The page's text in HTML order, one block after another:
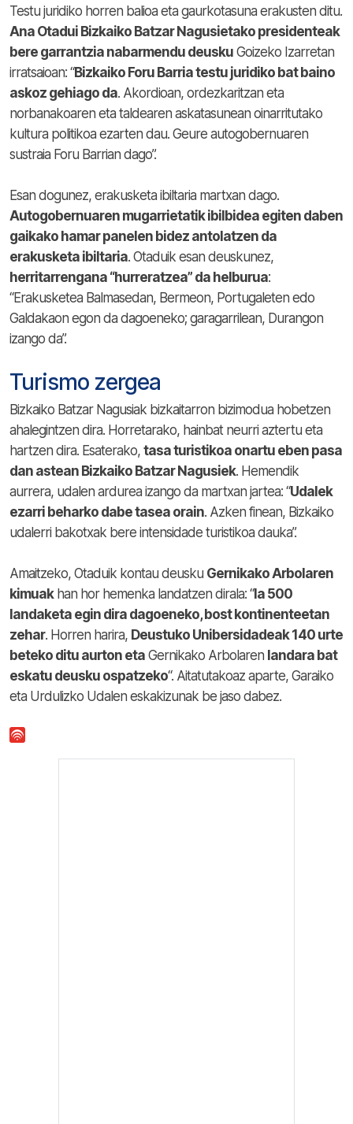
Testu juridiko horren balioa eta gaurkotasuna erakusten ditu.
Ana Otadui Bizkaiko Batzar Nagusietako presidenteak
bere garrantzia nabarmendu deusku Goizeko Izarretan
irratsaioan: “Bizkaiko Foru Barria testu juridiko bat baino
askoz gehiago da. Akordioan, ordezkaritzan eta
norbanakoaren eta taldearen askatasunean oinarritutako
kultura politikoa ezarten dau. Geure autogobernuaren
sustraia Foru Barrian dago”.
Esan dogunez, erakusketa ibiltaria martxan dago.
Autogobernuaren mugarrietatik ibilbidea egiten daben
gaikako hamar panelen bidez antolatzen da
erakusketa ibiltaria. Otaduik esan deuskunez,
herritarrengana “hurreratzea” da helburua:
“Erakusketea Balmasedan, Bermeon, Portugaleten edo
Galdakaon egon da dagoeneko; garagarrilean, Durangon
izango da”.
Turismo zergea
Bizkaiko Batzar Nagusiak bizkaitarron bizimodua hobetzen
ahalegintzen dira. Horretarako, hainbat neurri aztertu eta
hartzen dira. Esaterako, tasa turistikoa onartu eben pasa
dan astean Bizkaiko Batzar Nagusiek. Hemendik
aurrera, udalen ardurea izango da martxan jartea: “Udalek
ezarri beharko dabe tasea orain. Azken finean, Bizkaiko
udalerri bakotxak bere intensidade turistikoa dauka”.
Amaitzeko, Otaduik kontau deusku Gernikako Arbolaren
kimuakhan hor hemenka landatzen dirala: “Ia 500
landaketa egin dira dagoeneko, bost kontinenteetan
zehar. Horren harira, Deustuko Unibersidadeak 140 urte
beteko ditu aurton eta Gernikako Arbolaren landara bat
eskatu deusku ospatzeko“. Aitatutakoaz aparte, Garaiko
eta Urdulizko Udalen eskakizunak be jaso dabez.